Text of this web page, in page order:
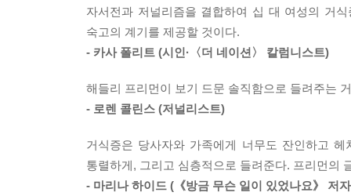
사람들은 거식증 환자가 남들과 다르게 세상을
는 것이 아니라 거식증 보청기도, 그러니까 듣는
은 “너는 비만이고 다시는 절대로 음식을 먹으면 안
나는 나와 가까운 누군가가 나보다 더 적게 먹거
항상 나보다 운동을 더 많이 하고 있다는 생각이
--- p.221
프리먼은 두 가지 정체성을 오가며 책을 썼다.
교차되는데, 마치 책 한 권으로 두 작가의 글을
구체적이고 적나라하게 담겼다. 이 내밀하고 핍
거식증의 진짜 세계’로 우리를 데려다놓는다.
연구 논문과 최신 기사 자료도 샅샅이 조사했다.
이 책은 출간 후 “선명한 서사와 탄탄한 탐구와
자서전과 저널리즘을 결합하여 십 대 여성의 거
숙고의 계기를 제공할 것이다.
- 카사 폴리트 (시인·〈더 네이션〉 칼럼니스트)
해들리 프리먼이 보기 드문 솔직함으로 들려주는
- 로렌 콜린스 (저널리스트)
거식증은 당사자와 가족에게 너무도 잔인하고
통렬하게, 그리고 심층적으로 들려준다. 프리먼의
- 마리나 하이드 (《방금 무슨 일이 있었나요》 저